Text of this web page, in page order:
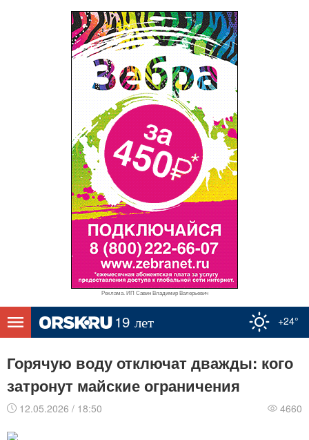
Реклама. ИП Савин Владимир Валерьевич
+24°
Горячую воду отключат дважды: кого
затронут майские ограничения
12.05.2026 / 18:50 4660